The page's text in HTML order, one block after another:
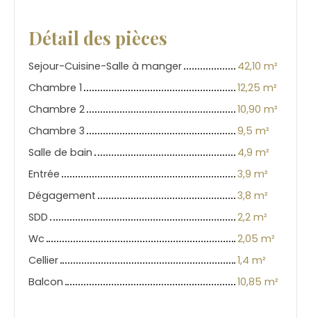
Détail des pièces
Sejour-Cuisine-Salle à manger
42,10 m²
Chambre 1
12,25 m²
Chambre 2
10,90 m²
Chambre 3
9,5 m²
Salle de bain
4,9 m²
Entrée
3,9 m²
Dégagement
3,8 m²
SDD
2,2 m²
Wc
2,05 m²
Cellier
1,4 m²
Balcon
10,85 m²